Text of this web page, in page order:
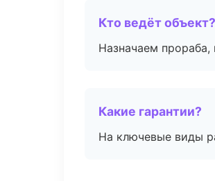
Кто ведёт объект?
Назначаем прораба,
Какие гарантии?
На ключевые виды